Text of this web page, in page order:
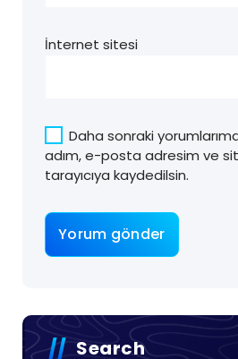
İnternet sitesi
Daha sonraki
adım, e-posta adresim ve
tarayıcıya kaydedilsin.
Search